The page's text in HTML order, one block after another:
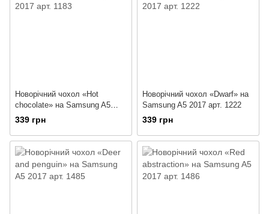
Новорічний чохол «Hot
chocolate» на Samsung A5
2017 арт. 1183
339 грн
Новорічний чохол «Dwarf» на
Samsung A5 2017 арт. 1222
339 грн